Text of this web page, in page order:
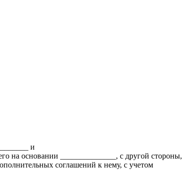
и
на основании ______________, с другой стороны,
соглашений к нему, с учетом